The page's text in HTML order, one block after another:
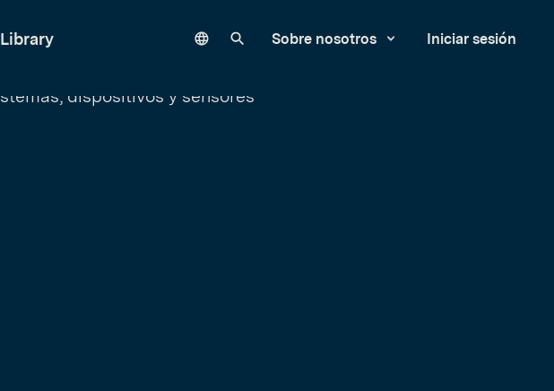
Library LanguageBuscar en nuestro sitio
Sobre nosotros Iniciar sesión